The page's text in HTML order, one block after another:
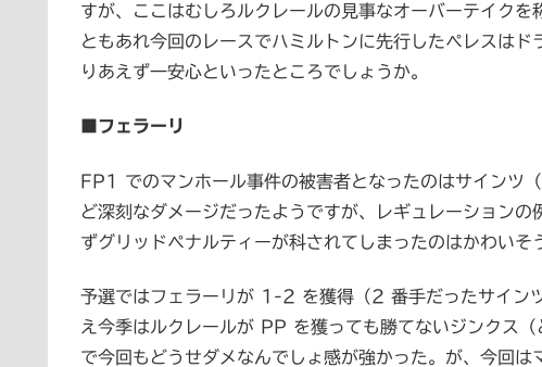
すが、ここはむしろルクレールの見事なオーバーテイクを
ともあれ今回のレースでハミルトンに先行したペレスは
りあえず一安心といったところでしょうか。
■フェラーリ
FP1 でのマンホール事件の被害者となったのはサインツ
ど深刻なダメージだったようですが、レギュレーション
ずグリッドペナルティーが科されてしまったのはかわいそ
予選ではフェラーリが 1-2 を獲得（2 番手だったサイン
え今季はルクレールが PP を獲っても勝てないジンクス
で今回もどうせダメなんでしょ感が強かった。が、今回